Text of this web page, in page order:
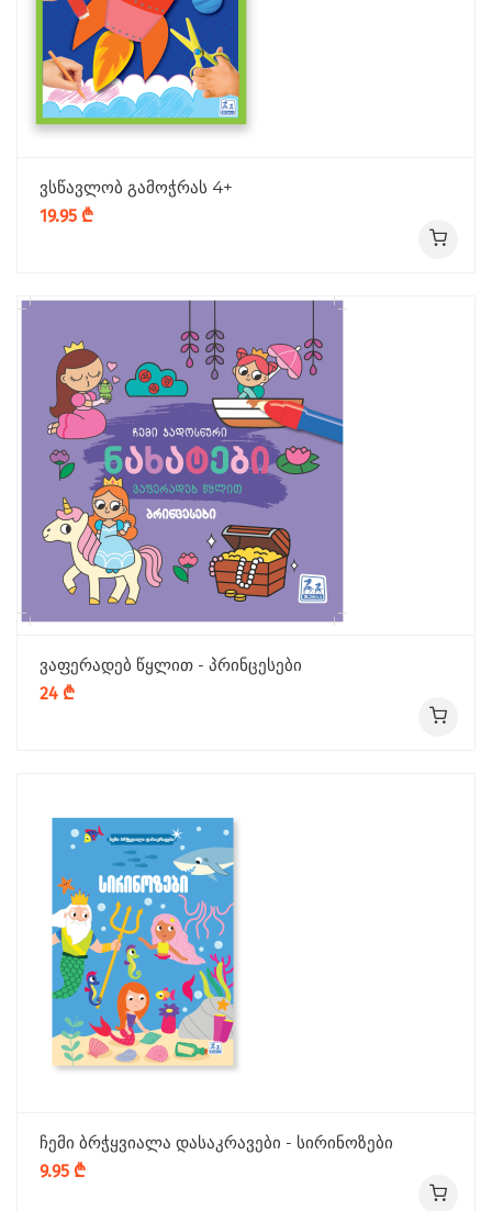
ვსწავლობ გამოჭრას 4+
19.95 ₾
ვაფერადებ წყლით - პრინცესები
24 ₾
ჩემი ბრჭყვიალა დასაკრავები - სირინოზები
9.95 ₾